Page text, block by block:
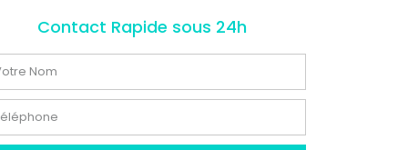
Contact Rapide sous 24h